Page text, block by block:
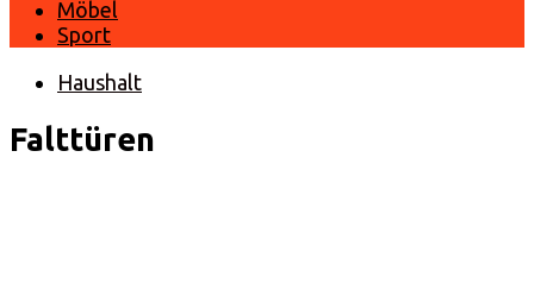
Möbel
Sport
Haushalt
Falttüren